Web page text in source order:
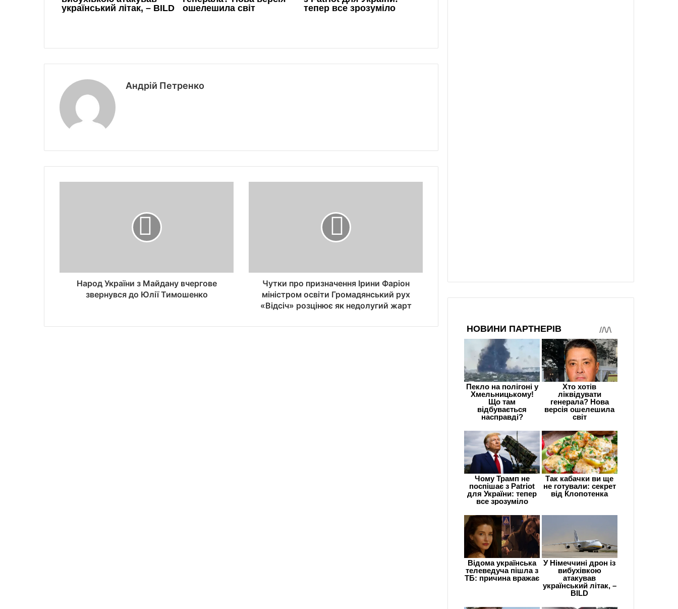
Андрій Петренко
Народ України з Майдану вчергове
звернувся до Юлії Тимошенко
Чутки про призначення Ірини Фаріон
міністром освіти Громадянський рух
«Відсіч» розцінює як недолугий жарт